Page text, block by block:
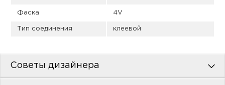
Фаска 4V
Тип соединения клеевой
Советы дизайнера